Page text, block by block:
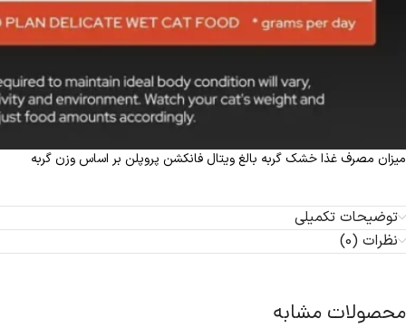
میزان مصرف غذا خشک گربه بالغ ویتال فانکشن پروپلن بر اساس وزن گربه
توضیحات تکمیلی
نظرات (0)
محصولات مشابه